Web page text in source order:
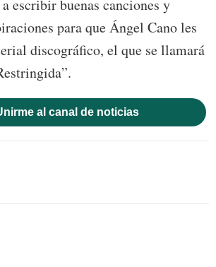
escribir buenas canciones y
para que Ángel Cano les
discográfico, el que se llamará
al canal de noticias